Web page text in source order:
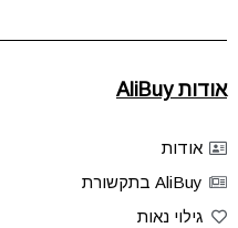
אודות AliBuy
אודות
AliBuy בתקשורת
גילוי נאות